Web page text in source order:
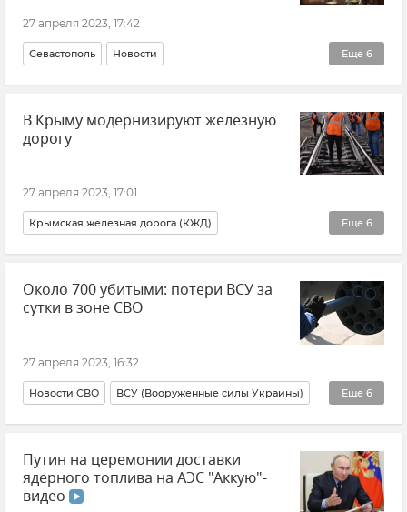
27 апреля 2023, 17:42
Еще 6
Севастополь Новости
Прокуратура города Севастополя
ГСУ СК России по Крыму и Севастополю
Происшествия
В Крыму модернизируют железную
дорогу
27 апреля 2023, 17:01
Еще 6
Крымская железная дорога (КЖД)
Главгосэкспертиза Крым
Железные дороги Крыма Железная дорога
Около 700 убитыми: потери ВСУ за
сутки в зоне СВО
27 апреля 2023, 16:32
Еще 6
Новости СВО ВСУ (Вооруженные силы Украины)
Министерство обороны РФ Украина
Донецкая Народная Республика (ДНР)
Артемовск
Путин на церемонии доставки
ядерного топлива на АЭС "Аккую"-
видео